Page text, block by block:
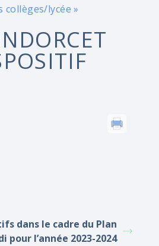
lycée »
dans le cadre du Plan
pour l’année 2023-2024